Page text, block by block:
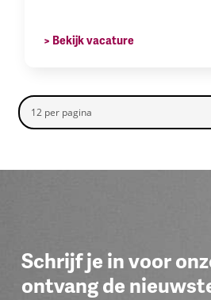
> Bekijk vacature
Schrijf je in voor
ontvang de